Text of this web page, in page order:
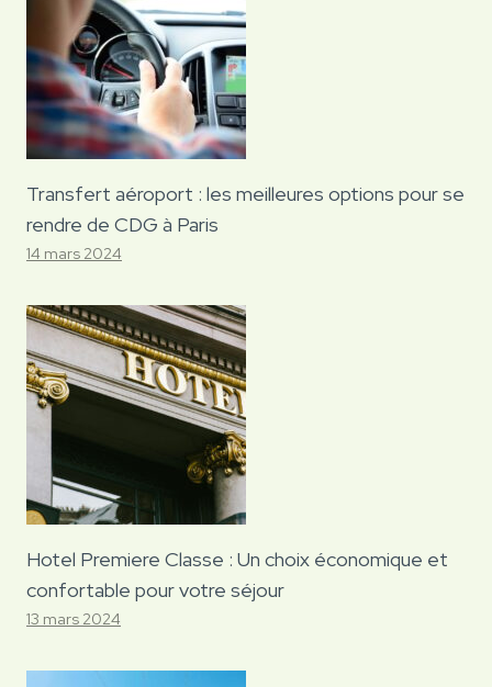
Transfert aéroport : les meilleures options pour se
rendre de CDG à Paris
14 mars 2024
Hotel Premiere Classe : Un choix économique et
confortable pour votre séjour
13 mars 2024